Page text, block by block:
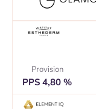
Provision
PPS 4,80 %